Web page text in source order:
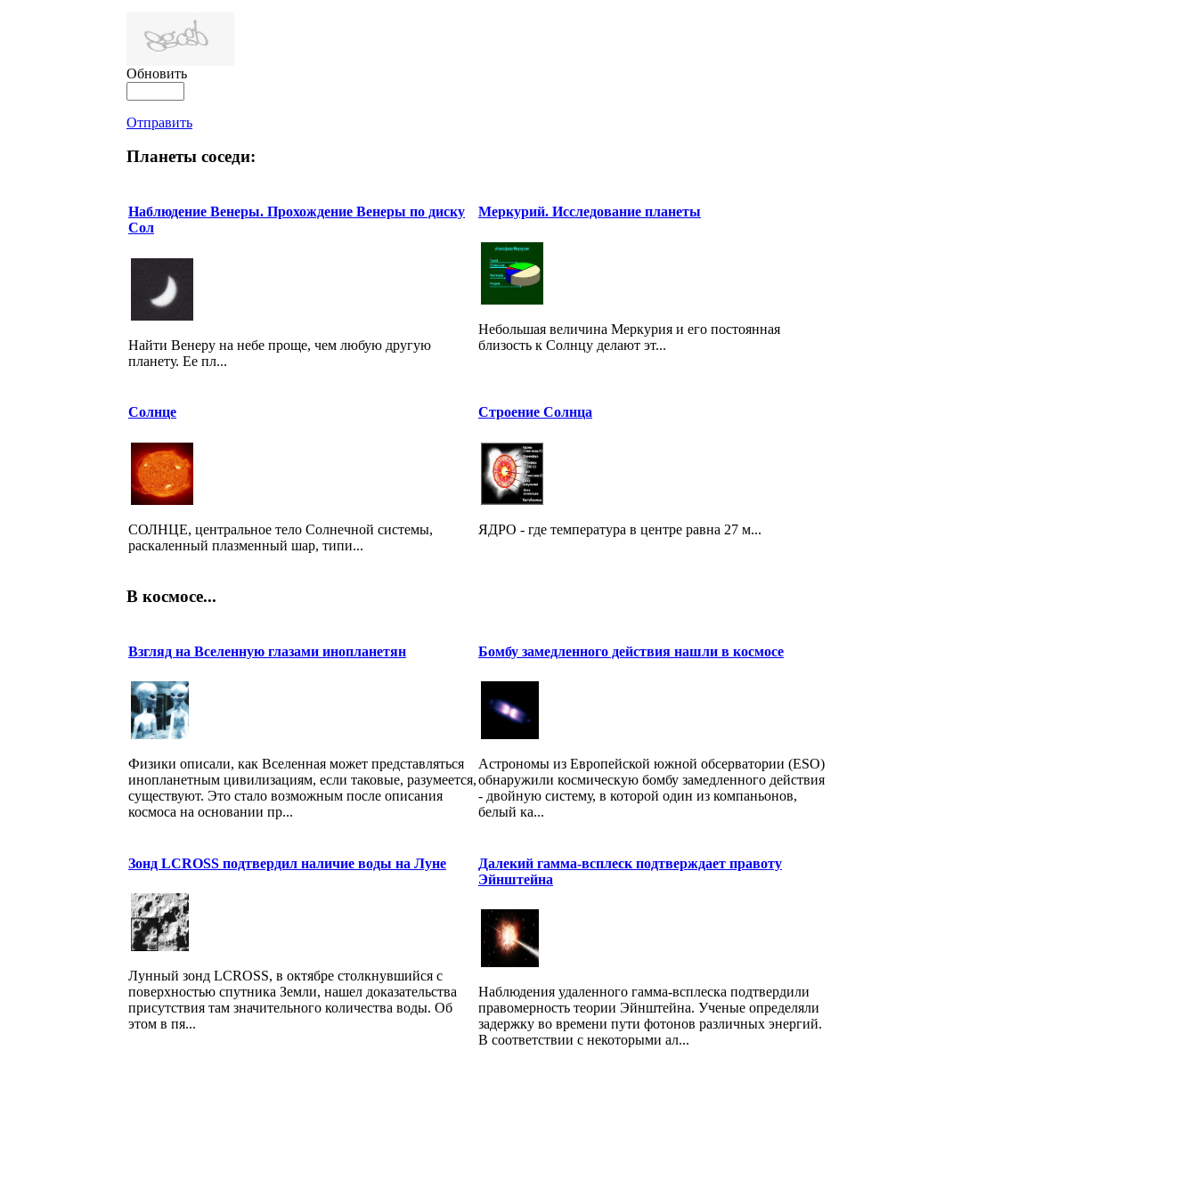
Обновить
Отправить
Планеты соседи:
Наблюдение Венеры. Прохождение Венеры по диску
Сол
Найти Венеру на небе проще, чем любую другую
планету. Ее пл...
Меркурий. Исследование планеты
Небольшая величина Меркурия и его постоянная
близость к Солнцу делают эт...
Солнце
СОЛНЦЕ, центральное тело Солнечной системы,
раскаленный плазменный шар, типи...
Строение Солнца
ЯДРО - где температура в центре равна 27 м...
В космосе...
Взгляд на Вселенную глазами инопланетян
Физики описали, как Вселенная может представляться
инопланетным цивилизациям, если таковые, разумеется,
существуют. Это стало возможным после описания
космоса на основании пр...
Бомбу замедленного действия нашли в космосе
Астрономы из Европейской южной обсерватории (ESO)
обнаружили космическую бомбу замедленного действия
- двойную систему, в которой один из компаньонов,
белый ка...
Зонд LCROSS подтвердил наличие воды на Луне
Лунный зонд LCROSS, в октябре столкнувшийся с
поверхностью спутника Земли, нашел доказательства
присутствия там значительного количества воды. Об
этом в пя...
Далекий гамма-всплеск подтверждает правоту
Эйнштейна
Наблюдения удаленного гамма-всплеска подтвердили
правомерность теории Эйнштейна. Ученые определяли
задержку во времени пути фотонов различных энергий.
В соответствии с некоторыми ал...